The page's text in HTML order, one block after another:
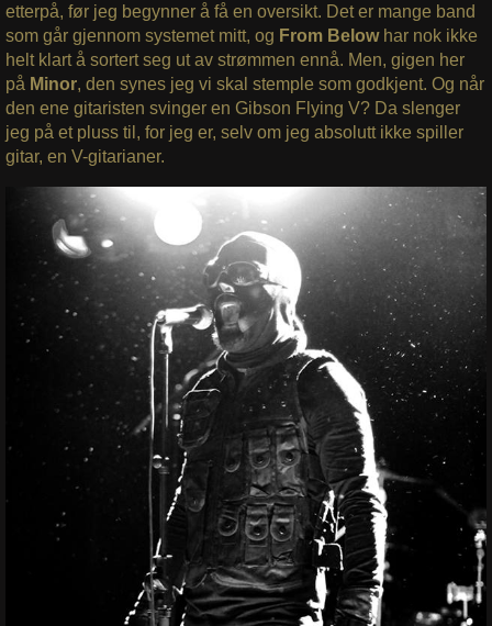
etterpå, før jeg begynner å få en oversikt. Det er mange band
som går gjennom systemet mitt, og From Belowhar nok ikke
helt klart å sortert seg ut av strømmen ennå. Men, gigen her
på Minor, den synes jeg vi skal stemple som godkjent. Og når
den ene gitaristen svinger en Gibson Flying V? Da slenger
jeg på et pluss til, for jeg er, selv om jeg absolutt ikke spiller
gitar, en V-gitarianer.